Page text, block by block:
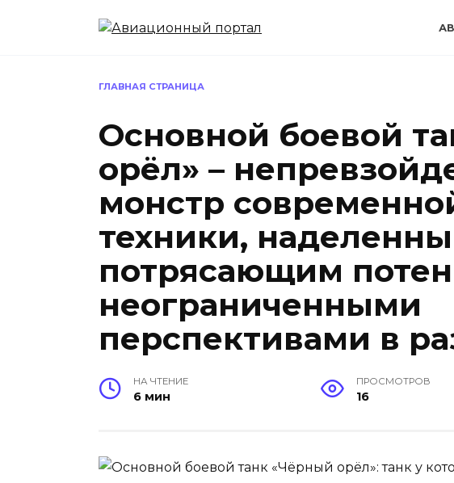
ГЛАВНАЯ СТРАНИЦА
Основной боевой
орёл» –
монстр
техники,
потрясающим
неограниченными
перспективами в
НА ЧТЕНИЕ
6 мин
ПРОСМОТРОВ
16